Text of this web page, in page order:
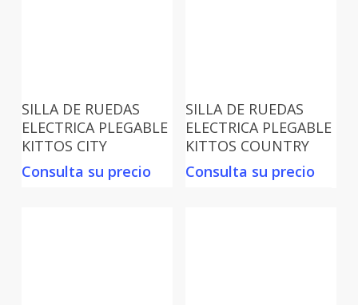
SILLA DE RUEDAS
ELECTRICA PLEGABLE
KITTOS CITY
Consulta su precio
SILLA DE RUEDAS
ELECTRICA PLEGABLE
KITTOS COUNTRY
Consulta su precio